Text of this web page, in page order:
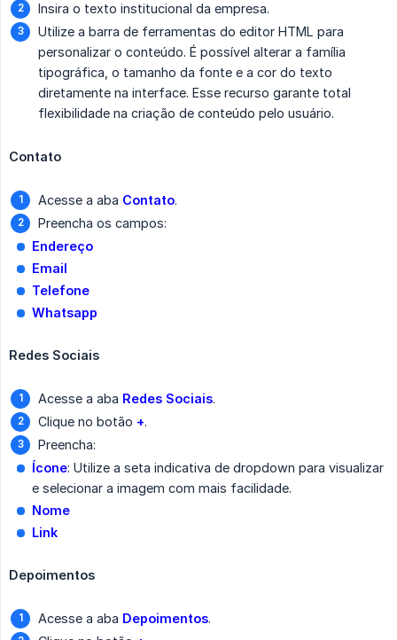
Insira o texto institucional da empresa.
Utilize a barra de ferramentas do editor HTML para
personalizar o conteúdo. É possível alterar a família
tipográfica, o tamanho da fonte e a cor do texto
diretamente na interface. Esse recurso garante total
flexibilidade na criação de conteúdo pelo usuário.
Contato
Acesse a aba Contato.
Preencha os campos:
Endereço
Email
Telefone
Whatsapp
Redes Sociais
Acesse a aba Redes Sociais.
Clique no botão +.
Preencha:
Ícone: Utilize a seta indicativa de dropdown para visualizar
e selecionar a imagem com mais facilidade.
Nome
Link
Depoimentos
Acesse a aba Depoimentos.